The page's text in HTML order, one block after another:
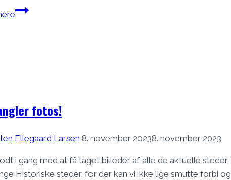
3
flere
stop
ruten
fotos!
Ellegaard Larsen 8. november 20238. november 2023
i gang med at få taget billeder af alle de aktuelle
Historiske steder, for der kan vi ikke lige smutte forbi